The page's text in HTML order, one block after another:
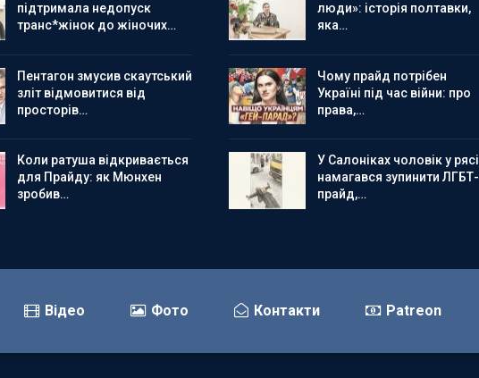
підтримала недопуск
транс*жінок до жіночих…
Пентагон змусив скаутський
зліт відмовитися від
просторів…
Коли ратуша відкривається
для Прайду: як Мюнхен
зробив…
люди»: історія полтавки,
яка…
Чому прайд потрібен
Україні під час війни: про
права,…
У Салоніках чоловік у рясі
намагався зупинити ЛГБТ-
прайд,…
Відео Фото Контакти Patreon